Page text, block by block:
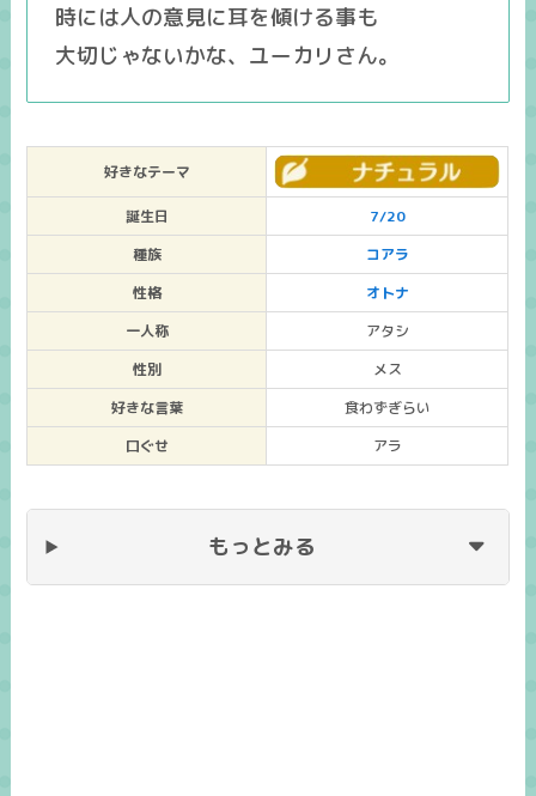
時には人の意見に耳を傾ける事も
大切じゃないかな、ユーカリさん。
好きなテーマ
誕生日
7/20
種族
コアラ
性格
オトナ
一人称
アタシ
性別
メス
好きな言葉
食わずぎらい
口ぐせ
アラ
もっとみる